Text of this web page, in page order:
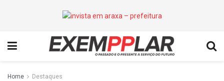
Home Destaques